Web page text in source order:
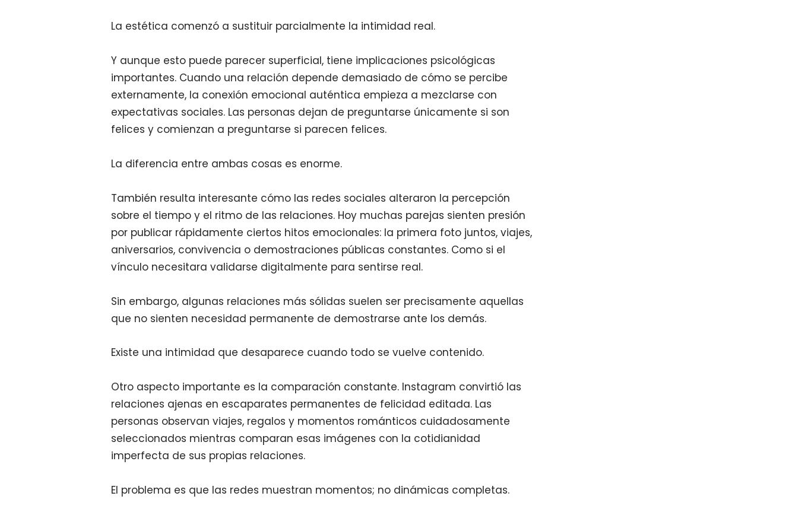
La estética comenzó a sustituir parcialmente la intimidad real.
Y aunque esto puede parecer superficial, tiene implicaciones psicológicas
importantes. Cuando una relación depende demasiado de cómo se percibe
externamente, la conexión emocional auténtica empieza a mezclarse con
expectativas sociales. Las personas dejan de preguntarse únicamente si son
felices y comienzan a preguntarse si parecen felices.
La diferencia entre ambas cosas es enorme.
También resulta interesante cómo las redes sociales alteraron la percepción
sobre el tiempo y el ritmo de las relaciones. Hoy muchas parejas sienten presión
por publicar rápidamente ciertos hitos emocionales: la primera foto juntos, viajes,
aniversarios, convivencia o demostraciones públicas constantes. Como si el
vínculo necesitara validarse digitalmente para sentirse real.
Sin embargo, algunas relaciones más sólidas suelen ser precisamente aquellas
que no sienten necesidad permanente de demostrarse ante los demás.
Existe una intimidad que desaparece cuando todo se vuelve contenido.
Otro aspecto importante es la comparación constante. Instagram convirtió las
relaciones ajenas en escaparates permanentes de felicidad editada. Las
personas observan viajes, regalos y momentos románticos cuidadosamente
seleccionados mientras comparan esas imágenes con la cotidianidad
imperfecta de sus propias relaciones.
El problema es que las redes muestran momentos; no dinámicas completas.